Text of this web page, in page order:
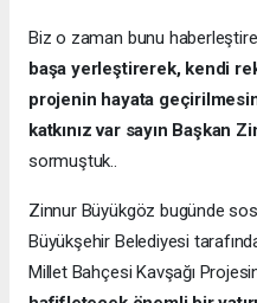
Biz o zaman bunu
başa yerleştirerek, kendi
projenin hayata
katkınız var sayın Başkan
sormuştuk..
Zinnur Büyükgöz bugünde
Büyükşehir Belediyesi
Millet Bahçesi Kavşağı